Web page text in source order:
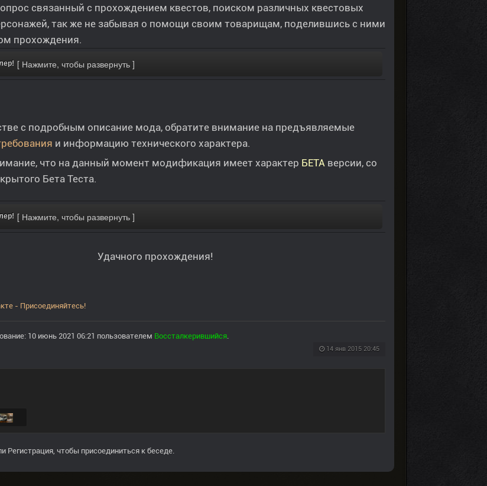
связанный с прохождением квестов, поиском различных квестовых
так же не забывая о помощи своим товарищам, поделившись с ними
прохождения.
c подробным описание мода, обратите внимание на предъявляемые
и информацию технического характера.
что на данный момент модификация имеет характер БЕТА версии, со
Бета Теста.
Удачного прохождения!
- Присоединяйтесь!
10 июнь 2021 06:21 пользователем Воссталкерившийся.
14 янв 2015 20:45
Регистрация, чтобы присоединиться к беседе.